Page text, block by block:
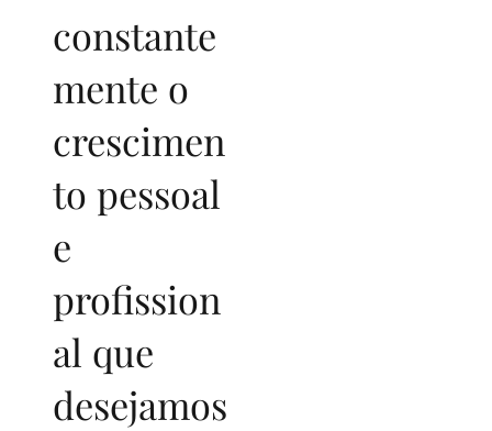
constante
mente o
crescimen
to pessoal
e
profission
al que
desejamos